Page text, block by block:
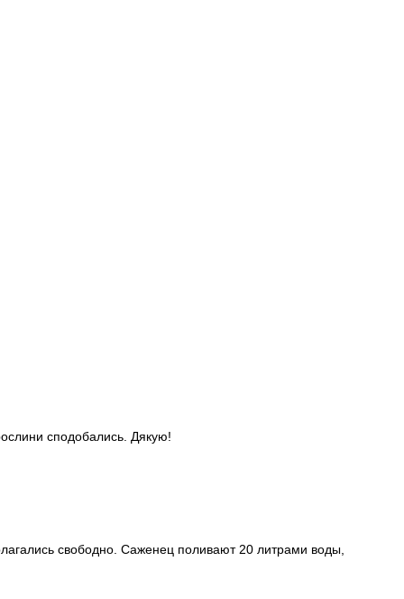
свободно. Саженец поливают 20 литрами воды,
сподобались. Дякую!